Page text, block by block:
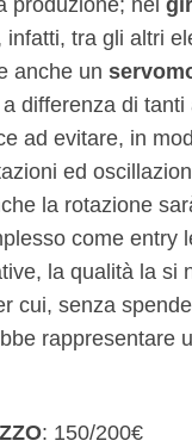
produzione; nel
infatti, tra gli altri
anche un
differenza di tanti
ad evitare, in
ed
la rotazione
come entry
la qualità la si
cui, senza
rappresentare
: 150/200€